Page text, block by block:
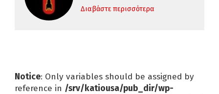
Διαβάστε περισσότερα
Notice: Only variables should be assigned by
reference in /srv/katiousa/pub_dir/wp-